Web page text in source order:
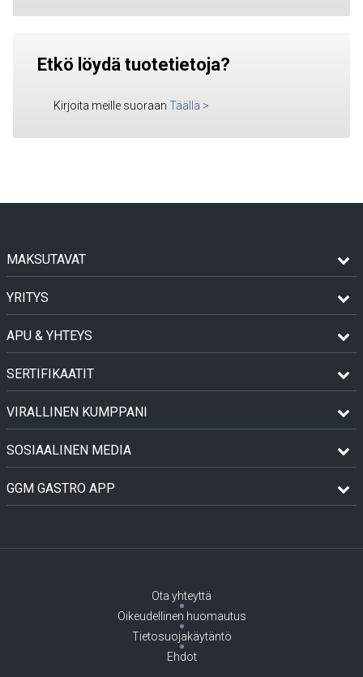
Etkö löydä tuotetietoja?
Kirjoita meille suoraan Täällä >
MAKSUTAVAT
YRITYS
APU & YHTEYS
SERTIFIKAATIT
VIRALLINEN KUMPPANI
SOSIAALINEN MEDIA
GGM GASTRO APP
Ota yhteyttä
Oikeudellinen huomautus
Tietosuojakäytäntö
Ehdot